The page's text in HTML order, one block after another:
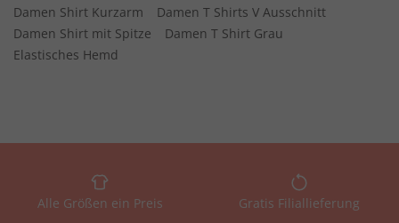
Damen Shirt Kurzarm
Damen T Shirts V Ausschnitt
Damen Shirt mit Spitze
Damen T Shirt Grau
Elastisches Hemd
Alle Größen ein Preis Gratis Filiallieferung